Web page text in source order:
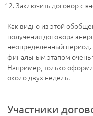
Заключить договор с
Как видно из этой
получения договора
неопределенный период.
финальным этапом очень
Например, только
около двух недель.
Участники